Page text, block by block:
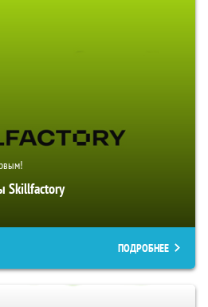
Skillfactory
ПОДРОБНЕЕ